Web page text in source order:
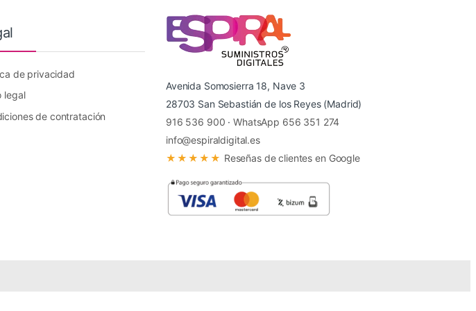
de privacidad
legal
de contratación
Avenida Somosierra 18, Nave 3
28703 San Sebastián de los Reyes (Madrid)
916 536 900 ·WhatsApp 656 351 274
info@espiraldigital.es
★★★★★ Reseñas de clientes en Google